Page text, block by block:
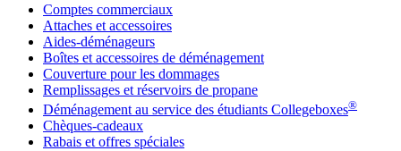
Comptes commerciaux
Attaches et accessoires
Aides-déménageurs
Boîtes et accessoires de déménagement
Couverture pour les dommages
Remplissages et réservoirs de propane
Déménagement au service des étudiants Collegeboxes®
Chèques-cadeaux
Rabais et offres spéciales